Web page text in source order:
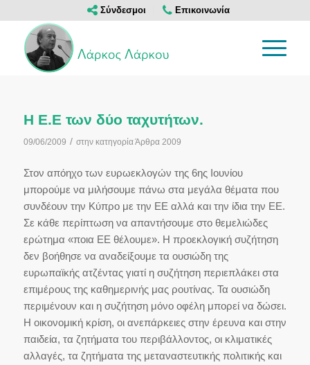
Σύνδεσμοι Επικοινωνία
Η Ε.Ε των δύο ταχυτήτων.
09/06/2009 / στην κατηγορίαΆρθρα 2009
Στον απόηχο των ευρωεκλογών της 6ης Ιουνίου
μπορούμε να μιλήσουμε πάνω στα μεγάλα θέματα που
συνδέουν την Κύπρο με την ΕΕ αλλά και την ίδια την ΕΕ.
Σε κάθε περίπτωση να απαντήσουμε στο θεμελιώδες
ερώτημα «ποια ΕΕ θέλουμε». Η προεκλογική συζήτηση
δεν βοήθησε να αναδείξουμε τα ουσιώδη της
ευρωπαϊκής ατζέντας γιατί η συζήτηση περιεπλάκει στα
επιμέρους της καθημερινής μας ρουτίνας. Τα ουσιώδη
περιμένουν και η συζήτηση μόνο οφέλη μπορεί να δώσει.
Η οικονομική κρίση, οι ανεπάρκειες στην έρευνα και στην
παιδεία, τα ζητήματα του περιβάλλοντος, οι κλιματικές
αλλαγές, τα ζητήματα της μεταναστευτικής πολιτικής και